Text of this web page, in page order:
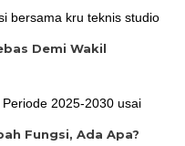
Demi Wakil
Fungsi, Ada Apa?